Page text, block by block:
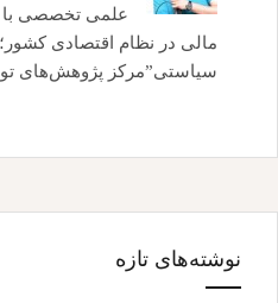
علمی تخصصی با
مالی در نظام اقتصادی
سیاستی”مرکز پژوهش‌های
نوشته‌های تازه